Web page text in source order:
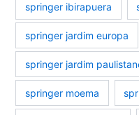
springer ibirapuera
springer jardim europa
springer jardim
springer moema